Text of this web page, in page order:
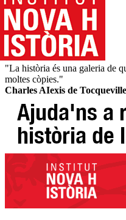
"La història és una galeria de
moltes còpies."
Charles AIexis de Tocqueville